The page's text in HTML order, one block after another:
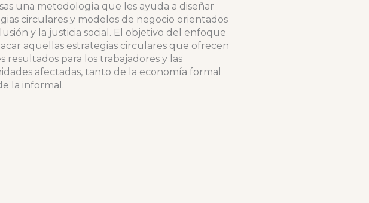
una metodología que les ayuda a diseñar
circulares y modelos de negocio orientados
y la justicia social. El objetivo del enfoque
aquellas estrategias circulares que ofrecen
resultados para los trabajadores y las
afectadas, tanto de la economía formal
la informal.